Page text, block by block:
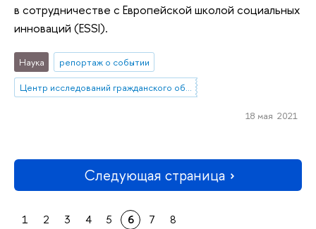
в сотрудничестве с Европейской школой социальных
инноваций (ESSI).
Наука
репортаж о событии
Центр исследований гражданского общества и некоммерческого сектора
18 мая 2021
Следующая страница
1 2 3 4 5 6 7 8